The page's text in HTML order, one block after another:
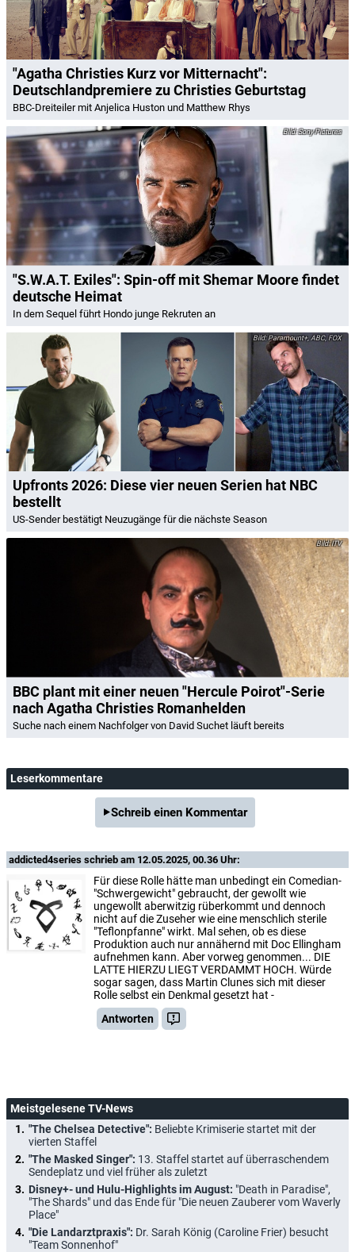
"Agatha Christies Kurz vor Mitternacht":
Deutschlandpremiere zu Christies Geburtstag
BBC-Dreiteiler mit Anjelica Huston und Matthew Rhys
Sony Pictures
"S.W.A.T. Exiles": Spin-off mit Shemar Moore findet
deutsche Heimat
In dem Sequel führt Hondo junge Rekruten an
Paramount+, ABC, FOX
Upfronts 2026: Diese vier neuen Serien hat NBC
bestellt
US-Sender bestätigt Neuzugänge für die nächste Season
ITV
BBC plant mit einer neuen "Hercule Poirot"-Serie
nach Agatha Christies Romanhelden
Suche nach einem Nachfolger von David Suchet läuft bereits
Leserkommentare
Schreib einen Kommentar
addicted4series schrieb am 12.05.2025, 00.36 Uhr:
Für diese Rolle hätte man unbedingt ein Comedian-
"Schwergewicht" gebraucht, der gewollt wie
ungewollt aberwitzig rüberkommt und dennoch
nicht auf die Zuseher wie eine menschlich sterile
"Teflonpfanne" wirkt. Mal sehen, ob es diese
Produktion auch nur annähernd mit Doc Ellingham
aufnehmen kann. Aber vorweg genommen... DIE
LATTE HIERZU LIEGT VERDAMMT HOCH. Würde
sogar sagen, dass Martin Clunes sich mit dieser
Rolle selbst ein Denkmal gesetzt hat -
Antworten
Meistgelesene TV-News
"The Chelsea Detective": Beliebte Krimiserie startet mit der
vierten Staffel
"The Masked Singer": 13. Staffel startet auf überraschendem
Sendeplatz und viel früher als zuletzt
Disney+- und Hulu-Highlights im August: "Death in Paradise",
"The Shards" und das Ende für "Die neuen Zauberer vom Waverly
Place"
"Die Landarztpraxis": Dr. Sarah König (Caroline Frier) besucht
"Team Sonnenhof"